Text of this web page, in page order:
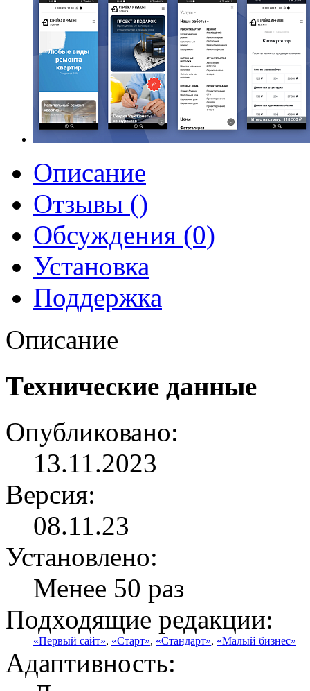
Описание
Отзывы ()
Обсуждения (0)
Установка
Поддержка
Описание
Технические данные
Опубликовано:
13.11.2023
Версия:
08.11.23
Установлено:
Менее 50 раз
Подходящие редакции:
«Первый сайт», «Старт», «Стандарт», «Малый бизнес»
Адаптивность: